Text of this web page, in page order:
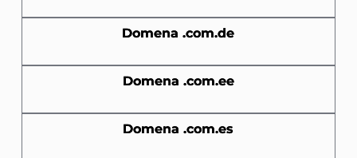
Domena .com.de
Domena .com.ee
Domena .com.es